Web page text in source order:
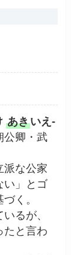
あきいえ-
公卿・武
派な公家
い」とゴ
く。
るが、
たと言わ